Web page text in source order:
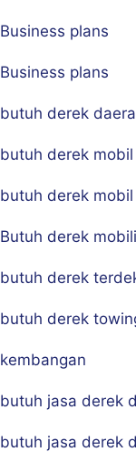
Business plans
Business plans
butuh derek
butuh derek
butuh derek
Butuh derek
butuh derek
butuh derek
kembangan
butuh jasa derek
butuh jasa derek